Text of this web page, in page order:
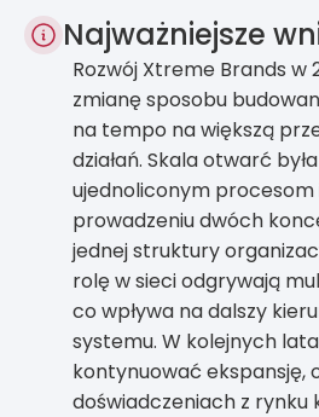
Najważniejsze
Rozwój Xtreme Brands w
zmianę sposobu
na tempo na większą
działań. Skala otwarć
ujednoliconym procesom
prowadzeniu dwóch
jednej struktury
rolę w sieci odgrywają
co wpływa na dalszy
systemu. W kolejnych
kontynuować ekspansję,
doświadczeniach z rynku